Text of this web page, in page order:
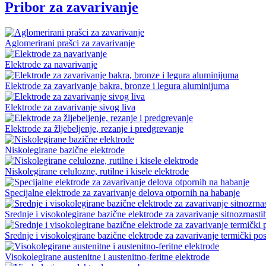
Pribor za zavarivanje
Aglomerirani prašci za zavarivanje
Elektrode za navarivanje
Elektrode za zavarivanje bakra, bronze i legura aluminijuma
Elektrode za zavarivanje sivog liva
Elektrode za žljebeljenje, rezanje i predgrevanje
Niskolegirane bazične elektrode
Niskolegirane celulozne, rutilne i kisele elektrode
Specijalne elektrode za zavarivanje delova otpornih na habanje
Srednje i visokolegirane bazične elektrode za zavarivanje
Srednje i visokolegirane bazične elektrode za zavarivanje termički
Visokolegirane austenitne i austenitno-feritne elektrode